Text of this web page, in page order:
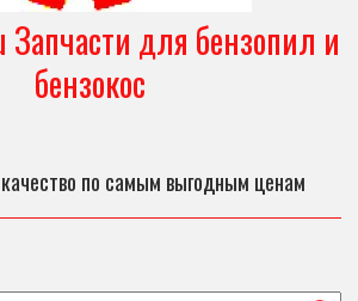
Запчасти для бензопил и
бензокос
по самым выгодным ценам